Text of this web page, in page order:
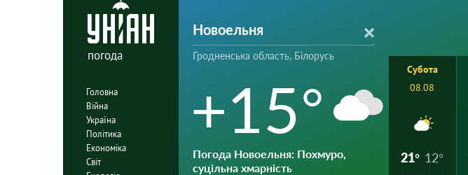
погода
Головна
Війна
Україна
Політика
Економіка
Світ
Новоельня
Гродненська область, Білорусь
+15°
Погода Новоельня: Похмуро,
суцільна хмарність
Субота
08.08
21° 12°